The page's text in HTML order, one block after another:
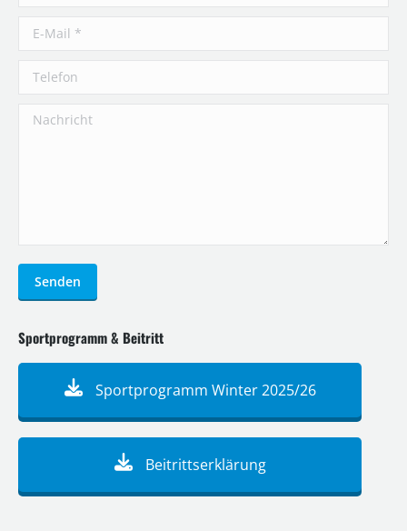
E-Mail *
Telefon
Nachricht
Senden
Sportprogramm & Beitritt
Sportprogramm Winter 2025/26
Beitrittserklärung